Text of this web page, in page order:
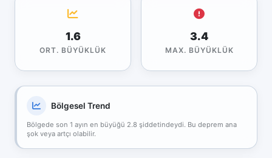
1.6
ORT. BÜYÜKLÜK
3.4
MAX. BÜYÜKLÜK
Bölgesel Trend
Bölgede son 1 ayın en büyüğü 2.8 şiddetindeydi. Bu deprem ana
şok veya artçı olabilir.